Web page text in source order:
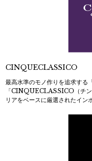
CINQUECLASSICO
最高水準のモノ作りを追求する
「CINQUECLASSICO（チン
リアをベースに厳選されたイン